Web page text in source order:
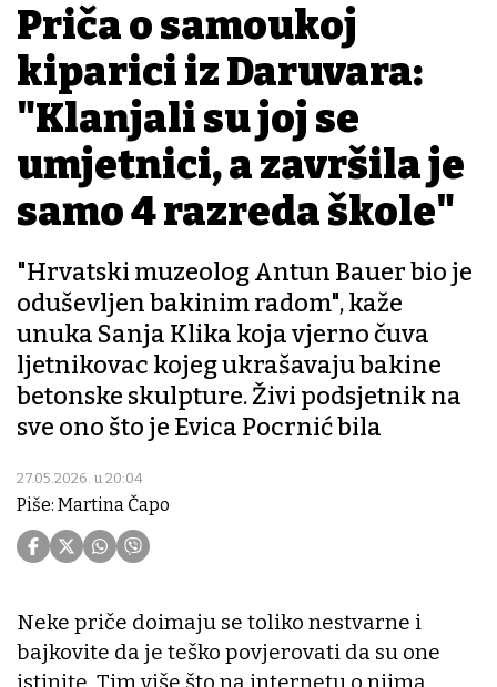
Priča o samoukoj
kiparici iz Daruvara:
"Klanjali su joj se
umjetnici, a završila je
samo 4 razreda škole"
"Hrvatski muzeolog Antun Bauer bio je
oduševljen bakinim radom", kaže
unuka Sanja Klika koja vjerno čuva
ljetnikovac kojeg ukrašavaju bakine
betonske skulpture. Živi podsjetnik na
sve ono što je Evica Pocrnić bila
27.05.2026. u 20:04
Piše: Martina Čapo
Neke priče doimaju se toliko nestvarne i
bajkovite da je teško povjerovati da su one